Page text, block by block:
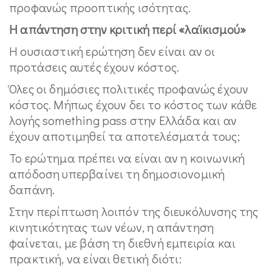
προφανώς προοπτικής ισότητας.
Η απάντηση στην κριτική περί «λαϊκισμού»
Η ουσιαστική ερώτηση δεν είναι αν οι
προτάσεις αυτές έχουν κόστος.
Όλες οι δημόσιες πολιτικές προφανώς έχουν
κόστος. Μήπως έχουν δει το κόστος των κάθε
λογής something pass στην Ελλάδα και αν
έχουν αποτιμηθεί τα αποτελέσματά τους;
Το ερώτημα πρέπει να είναι αν η κοινωνική
απόδοση υπερβαίνει τη δημοσιονομική
δαπάνη.
Στην περίπτωση λοιπόν της διευκόλυνσης της
κινητικότητας των νέων, η απάντηση
φαίνεται, με βάση τη διεθνή εμπειρία και
πρακτική, να είναι θετική διότι: